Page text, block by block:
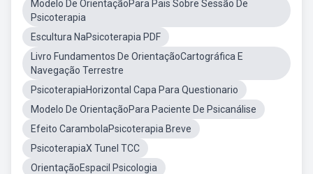
Modelo De OrientaçãoPara Pais Sobre Sessão De
Psicoterapia
Escultura NaPsicoterapia PDF
Livro Fundamentos De OrientaçãoCartográfica E
Navegação Terrestre
PsicoterapiaHorizontal Capa Para Questionario
Modelo De OrientaçãoPara Paciente De Psicanálise
Efeito CarambolaPsicoterapia Breve
PsicoterapiaX Tunel TCC
OrientaçãoEspacil Psicologia